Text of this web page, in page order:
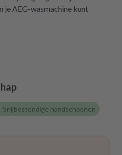
gibt! Werden wir
je AEG-wasmachine kunt
Snijbestendige handschoenen